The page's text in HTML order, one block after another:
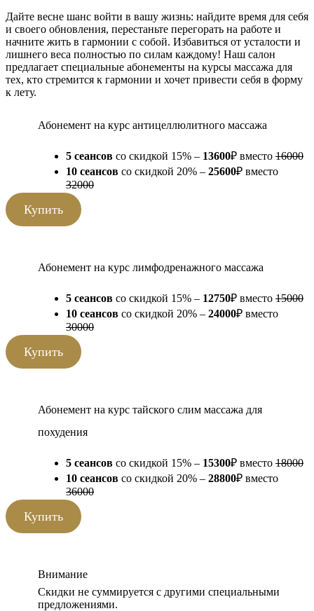
Дайте весне шанс войти в вашу жизнь: найдите время для себя
и своего обновления, перестаньте перегорать на работе и
начните жить в гармонии с собой. Избавиться от усталости и
лишнего веса полностью по силам каждому! Наш салон
предлагает специальные абонементы на курсы массажа для
тех, кто стремится к гармонии и хочет привести себя в форму
к лету.
Абонемент на курс антицеллюлитного массажа
5 сеансов со скидкой 15% – 13600₽ вместо 16000
10 сеансов со скидкой 20% – 25600₽ вместо
32000
Купить
Абонемент на курс лимфодренажного массажа
5 сеансов со скидкой 15% – 12750₽ вместо 15000
10 сеансов со скидкой 20% – 24000₽ вместо
30000
Купить
Абонемент на курс тайского слим массажа для
похудения
5 сеансов со скидкой 15% – 15300₽ вместо 18000
10 сеансов со скидкой 20% – 28800₽ вместо
36000
Купить
Внимание
Скидки не суммируется с другими специальными
предложениями.